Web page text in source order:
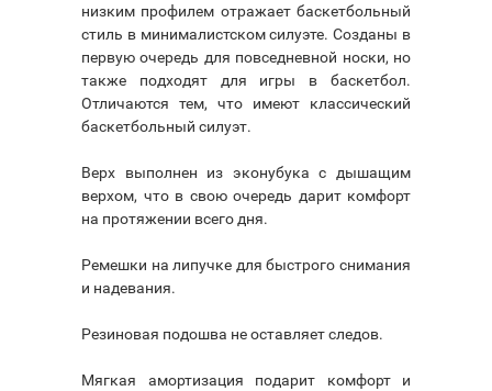
низким профилем отражает баскетбольный
стиль в минималистском силуэте. Созданы в
первую очередь для повседневной носки, но
также подходят для игры в баскетбол.
Отличаются тем, что имеют классический
баскетбольный силуэт.
Верх выполнен из эконубука с дышащим
верхом, что в свою очередь дарит комфорт
на протяжении всего дня.
Ремешки на липучке для быстрого снимания
и надевания.
Резиновая подошва не оставляет следов.
Мягкая амортизация подарит комфорт и